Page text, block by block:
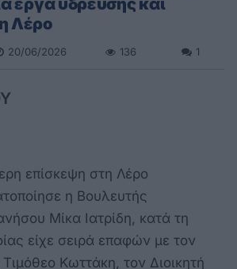
Λέρο
20/06/2026 136 1
επίσκεψη στη Λέρο
η Βουλευτής
Μίκα Ιατρίδη, κατά τη
είχε σειρά επαφών με τον
Κωττάκη, τον Διοικητή